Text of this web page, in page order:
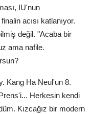
IU'nun
acısı katlanıyor.
değil. "Acaba bir
ama nafile.
Kang Ha Neul'un 8.
Herkesin kendi
Kızcağız bir modern